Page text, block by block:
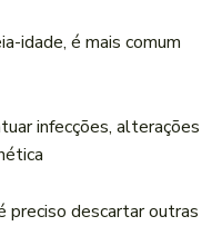
idade, é mais comum
infecções, alterações
preciso descartar outras